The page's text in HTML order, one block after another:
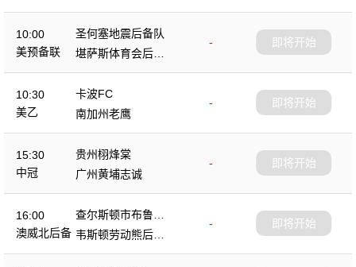
10:00
美预备联
圣何塞地震后备队
-
堪萨斯体育会后备
队
即将开始
10:30
美乙
卡波FC
-
南加州老鹰
即将开始
15:30
中冠
贵州栩烽棠
-
广州黄埔志诚
即将开始
16:00
澳威北后备
查尔斯顿市布鲁斯
后备队
-
韦斯顿劳动熊后备
队
即将开始